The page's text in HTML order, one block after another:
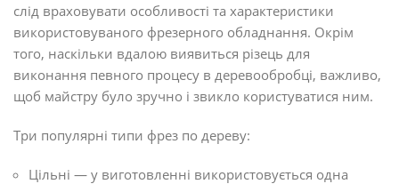
слід враховувати особливості та характеристики
використовуваного фрезерного обладнання. Окрім
того, наскільки вдалою виявиться різець для
виконання певного процесу в деревообробці, важливо,
щоб майстру було зручно і звикло користуватися ним.
Три популярні типи фрез по дереву:
Цільні — у виготовленні використовується одна